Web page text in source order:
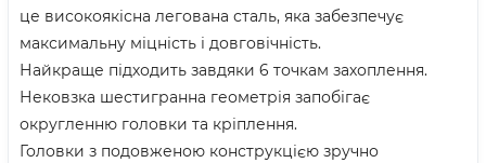
це високоякісна легована сталь, яка забезпечує
максимальну міцність і довговічність.
Найкраще підходить завдяки 6 точкам захоплення.
Нековзка шестигранна геометрія запобігає
округленню головки та кріплення.
Головки з подовженою конструкцією зручно